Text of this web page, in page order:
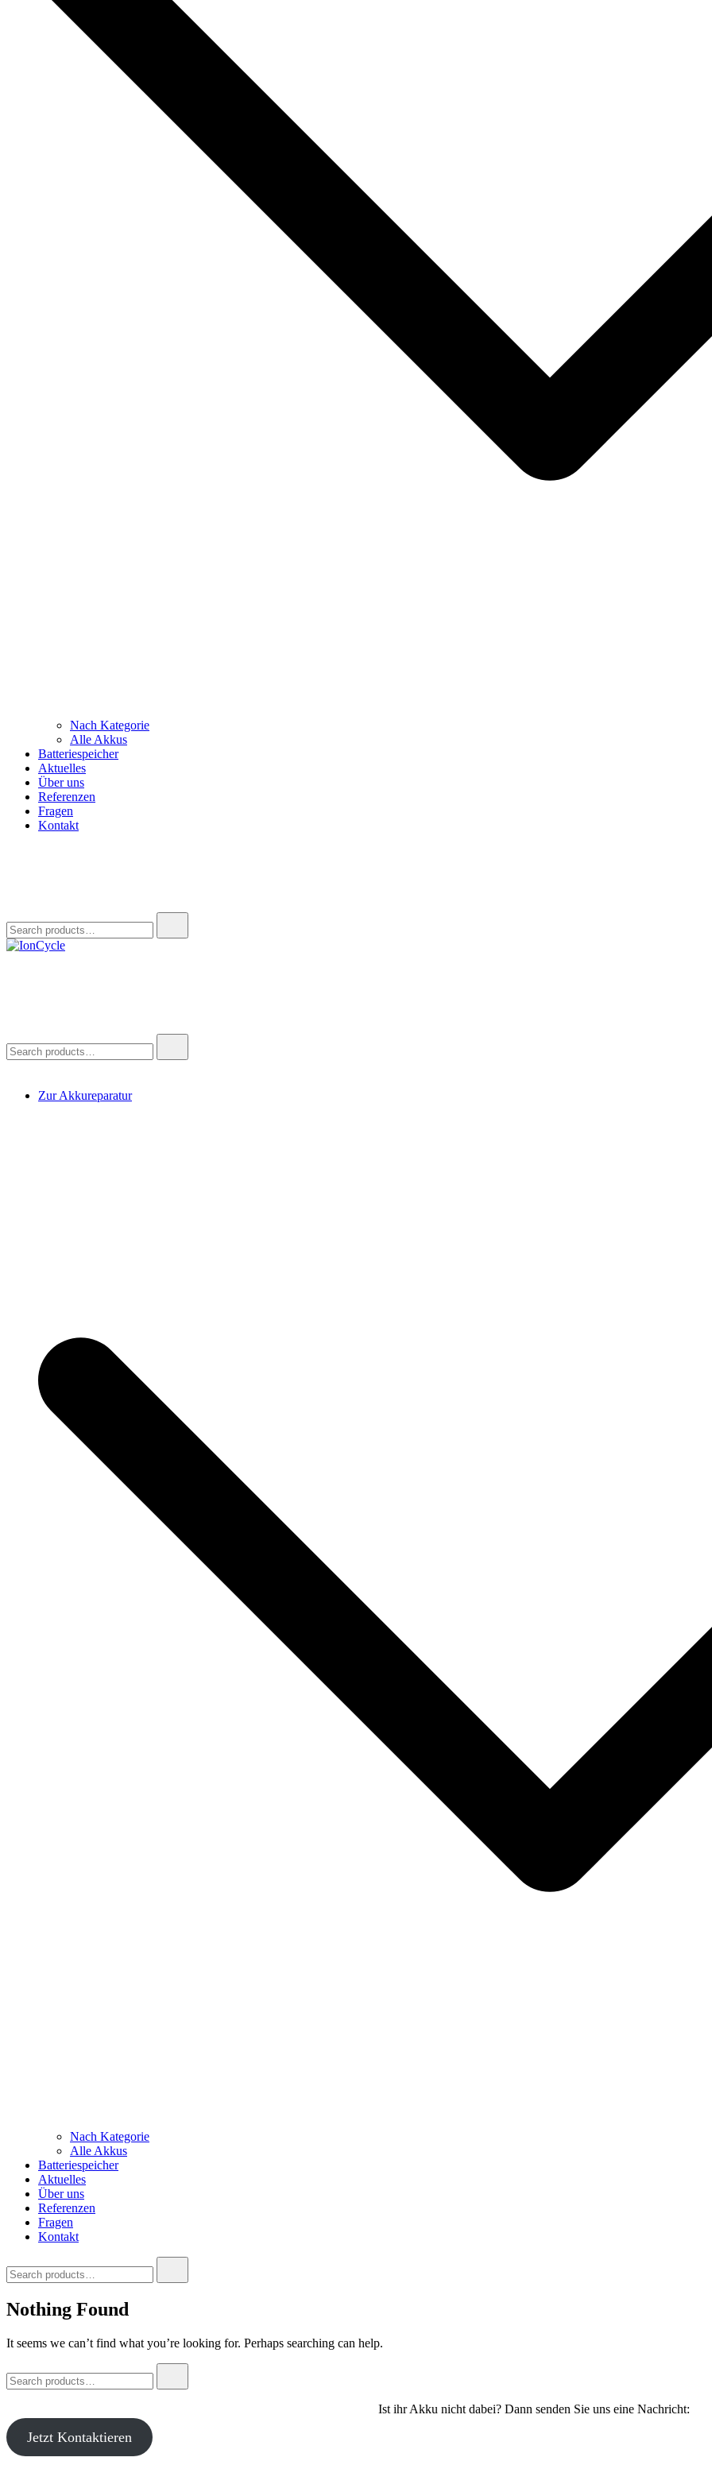
Nach Kategorie
Alle Akkus
Batteriespeicher
Aktuelles
Über uns
Referenzen
Fragen
Kontakt
for:
for:
Zur Akkureparatur
Nach Kategorie
Alle Akkus
Batteriespeicher
Aktuelles
Über uns
Referenzen
Fragen
Kontakt
for:
Nothing Found
It seems we can’t find what you’re looking for. Perhaps searching can help.
for:
Ist ihr Akku nicht dabei? Dann senden Sie uns eine Nachricht:
Jetzt Kontaktieren